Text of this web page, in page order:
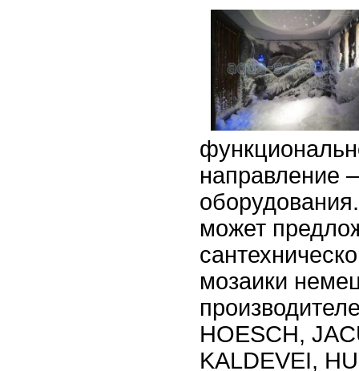
направление
может
мозаики
HOESCH,
KALDEVEI,